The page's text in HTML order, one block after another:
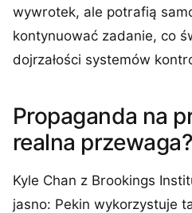
wywrotek, ale potrafią
kontynuować zadanie, co
dojrzałości systemów
Propaganda na
realna przewaga?
Kyle Chan z Brookings
jasno: Pekin wykorzystuje